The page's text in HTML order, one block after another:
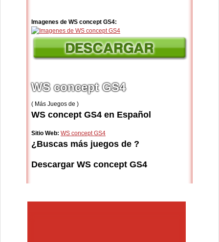
Imagenes de WS concept GS4:
WS concept GS4
( Más Juegos de )
WS concept GS4 en Español
Sitio Web: WS concept GS4
¿Buscas más juegos de ?
Descargar WS concept GS4